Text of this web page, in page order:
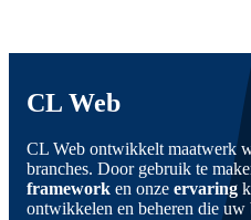
CL Web
CL Web ontwikkelt maatwerk
branches. Door gebruik te
framework en onze ervaring
ontwikkelen en beheren die uw